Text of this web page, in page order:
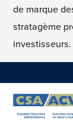
de marque
stratagème
investisseurs.